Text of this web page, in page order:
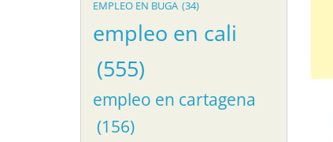
EMPLEO EN BUGA (34)
empleo en cali
(555)
empleo en cartagena
(156)